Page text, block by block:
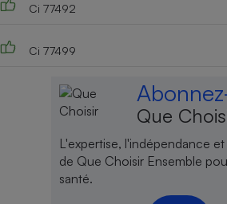
Ci 77492
Ci 77499
Que
L'expertise, l'indépendance
de Que Choisir Ensemble
santé.